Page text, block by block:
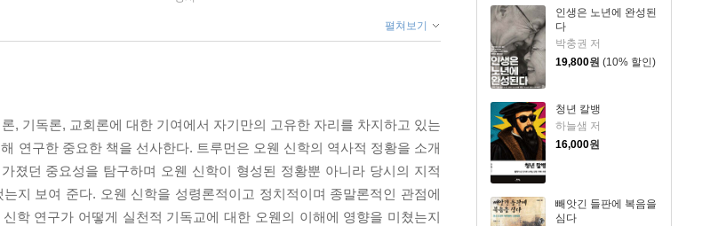
인생은 노년에 완성된
다
박충권 저
19,800원 (10% 할인)
청년 칼뱅
하늘샘 저
16,000원
빼앗긴 들판에 복음을
심다
펼쳐보기
, 기독론, 교회론에 대한 기여에서 자기만의 고유한 자리를 차지하고 있는
연구한 중요한 책을 선사한다. 트루먼은 오웬 신학의 역사적 정황을 소개
졌던 중요성을 탐구하며 오웬 신학이 형성된 정황뿐 아니라 당시의 지적
지 보여 준다. 오웬 신학을 성령론적이고 정치적이며 종말론적인 관점에
학 연구가 어떻게 실천적 기독교에 대한 오웬의 이해에 영향을 미쳤는지